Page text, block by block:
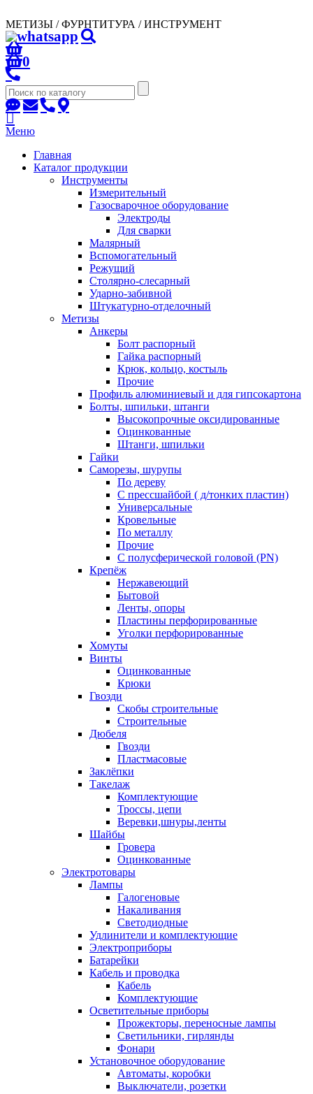
МЕТИЗЫ / ФУРНТИТУРА / ИНСТРУМЕНТ
0
Меню
Главная
Каталог продукции
Инструменты
Измерительный
Газосварочное оборудование
Электроды
Для сварки
Малярный
Вспомогательный
Режущий
Столярно-слесарный
Ударно-забивной
Штукатурно-отделочный
Метизы
Анкеры
Болт распорный
Гайка распорный
Крюк, кольцо, костыль
Прочие
Профиль алюминиевый и для гипсокартона
Болты, шпильки, штанги
Высокопрочные оксидированные
Оцинкованные
Штанги, шпильки
Гайки
Саморезы, шурупы
По дереву
С прессшайбой ( д/тонких пластин)
Универсальные
Кровельные
По металлу
Прочие
С полусферической головой (PN)
Крепёж
Нержавеющий
Бытовой
Ленты, опоры
Пластины перфорированные
Уголки перфорированные
Хомуты
Винты
Оцинкованные
Крюки
Гвозди
Скобы строительные
Строительные
Дюбеля
Гвозди
Пластмасовые
Заклёпки
Такелаж
Комплектующие
Троссы, цепи
Веревки,шнуры,ленты
Шайбы
Гровера
Оцинкованные
Электротовары
Лампы
Галогеновые
Накаливания
Светодиодные
Удлинители и комплектующие
Электроприборы
Батарейки
Кабель и проводка
Кабель
Комплектующие
Осветительные приборы
Прожекторы, переносные лампы
Светильники, гирлянды
Фонари
Установочное оборудование
Автоматы, коробки
Выключатели, розетки